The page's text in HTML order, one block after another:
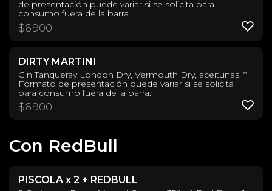
de presentación puede variar si se solicita para
consumo fuera de la barra.
$6.900
DIRTY MARTINI
Gin Tanqueray London Dry, Vermouth Dry, aceitunas. *
Formato de presentación puede variar si se solicita
para consumo fuera de la barra.
$6.900
Con RedBull
PISCOLA x 2 + REDBULL